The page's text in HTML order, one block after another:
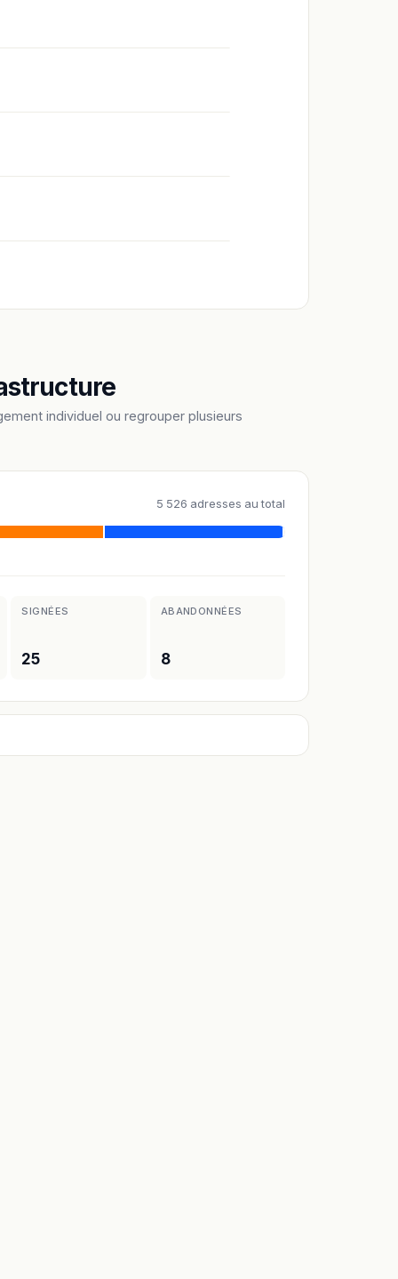
individuel ou regrouper plusieurs
5 526 adresses au total
SIGNÉES
25
ABANDONNÉES
8